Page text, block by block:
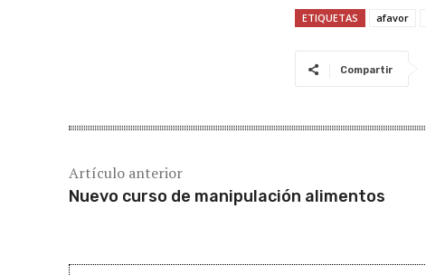
ETIQUETAS afavor
Compartir
Artículo anterior
Nuevo curso de manipulación alimentos